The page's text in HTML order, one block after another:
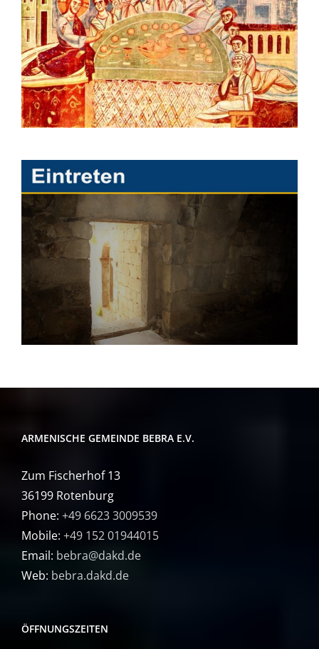
ARMENISCHE GEMEINDE BEBRA E.V.
Zum Fischerhof 13
36199 Rotenburg
Phone: +49 6623 3009539
Mobile: +49 152 01944015
Email: bebra@dakd.de
Web: bebra.dakd.de
ÖFFNUNGSZEITEN